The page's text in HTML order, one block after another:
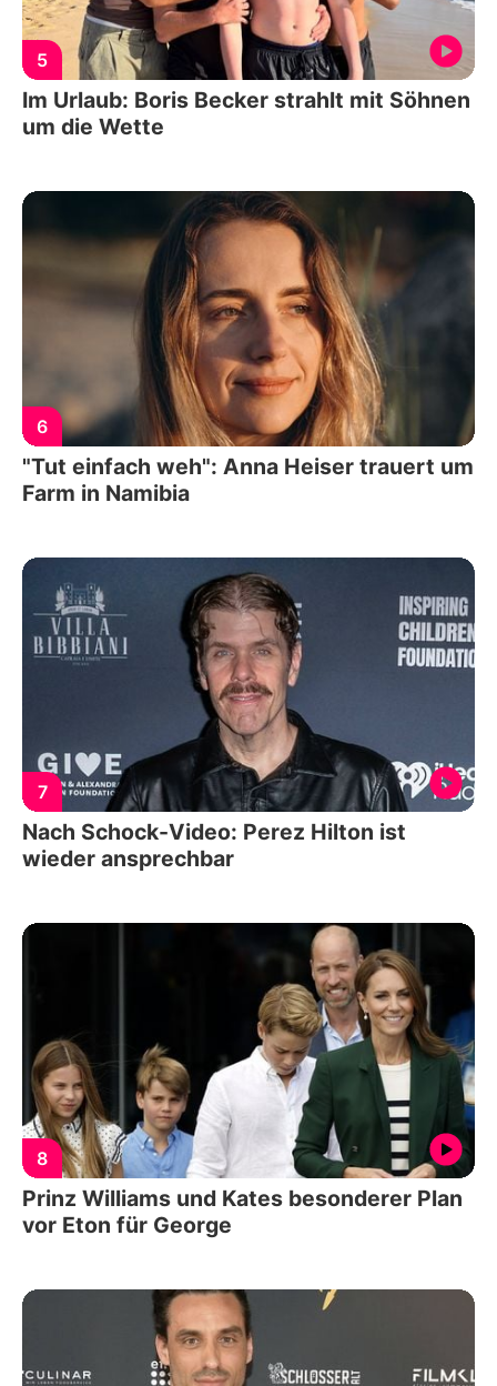
5
Im Urlaub: Boris Becker strahlt mit Söhnen
um die Wette
6
"Tut einfach weh": Anna Heiser trauert um
Farm in Namibia
7
Nach Schock-Video: Perez Hilton ist
wieder ansprechbar
8
Prinz Williams und Kates besonderer Plan
vor Eton für George